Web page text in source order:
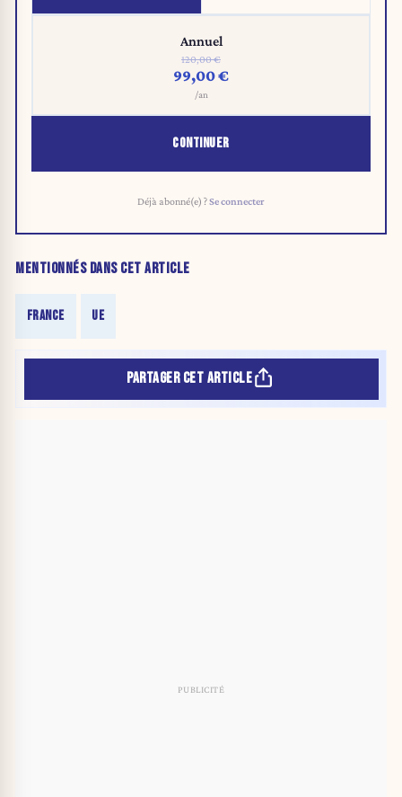
Annuel
120,00 €
99,00 €
/an
CONTINUER
Déjà abonné(e) ?Se connecter
MENTIONNÉS DANS CET ARTICLE
FRANCE UE
PARTAGER CET ARTICLE